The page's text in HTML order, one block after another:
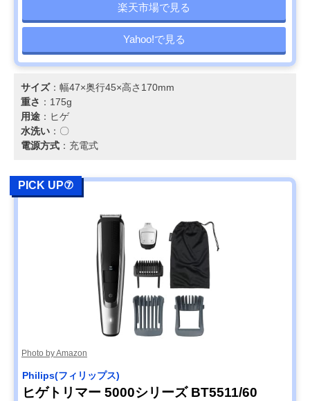
楽天市場で見る
Yahoo!で見る
サイズ：幅47×奥行45×高さ170mm
重さ ：175g
用途 ：ヒゲ
水洗い ：〇
電源方式 ：充電式
PICK UP⑦
Photo by Amazon
Philips(フィリップス)
ヒゲトリマー 5000シリーズ BT5511/60